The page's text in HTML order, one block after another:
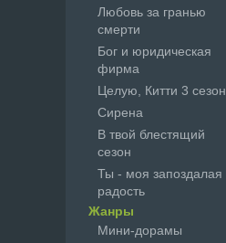
Любовь за гранью
смерти
Бог и юридическая
фирма
Целую, Китти 3 сезон
Сирена
В твой блестящий
сезон
Ты - моя запоздалая
радость
Жанры
Мини-дорамы